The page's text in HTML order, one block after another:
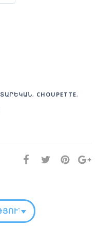
ՏԱՐԵԿԱՆ, CHOUPETTE,